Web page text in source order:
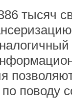
тысяч
поводу